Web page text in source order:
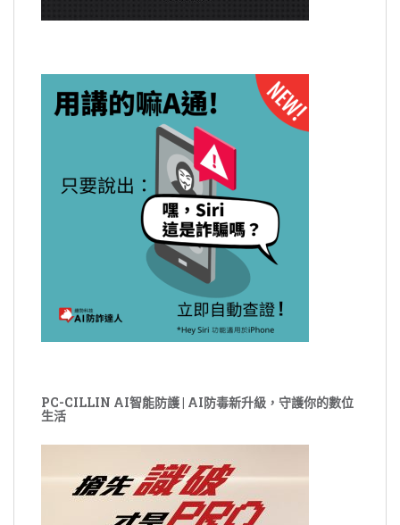
PC-CILLIN AI智能防護 | AI防毒新升級，守護你的數位
生活